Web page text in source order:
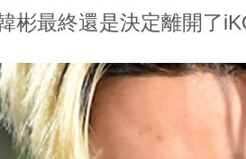
彬最終還是決定離開了